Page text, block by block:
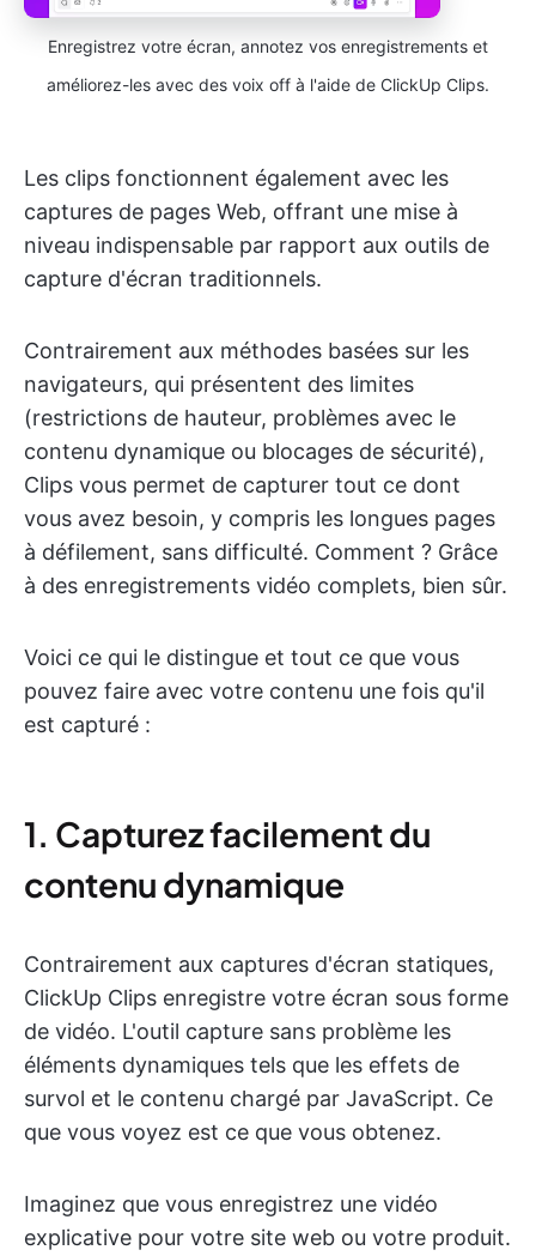
Enregistrez votre écran, annotez vos enregistrements et
améliorez-les avec des voix off à l'aide de ClickUp Clips.
Les clips fonctionnent également avec les
captures de pages Web, offrant une mise à
niveau indispensable par rapport aux outils de
capture d'écran traditionnels.
Contrairement aux méthodes basées sur les
navigateurs, qui présentent des limites
(restrictions de hauteur, problèmes avec le
contenu dynamique ou blocages de sécurité),
Clips vous permet de capturer tout ce dont
vous avez besoin, y compris les longues pages
à défilement, sans difficulté. Comment ? Grâce
à des enregistrements vidéo complets, bien sûr.
Voici ce qui le distingue et tout ce que vous
pouvez faire avec votre contenu une fois qu'il
est capturé :
1. Capturez facilement du
contenu dynamique
Contrairement aux captures d'écran statiques,
ClickUp Clips enregistre votre écran sous forme
de vidéo. L'outil capture sans problème les
éléments dynamiques tels que les effets de
survol et le contenu chargé par JavaScript. Ce
que vous voyez est ce que vous obtenez.
Imaginez que vous enregistrez une vidéo
explicative pour votre site web ou votre produit.